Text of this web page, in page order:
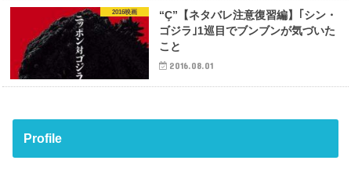
2016映画
“Ç”【ネタバレ注意復習編】｢シン・
ゴジラ｣1巡目でブンブンが気づいた
こと
2016.08.01
Profile